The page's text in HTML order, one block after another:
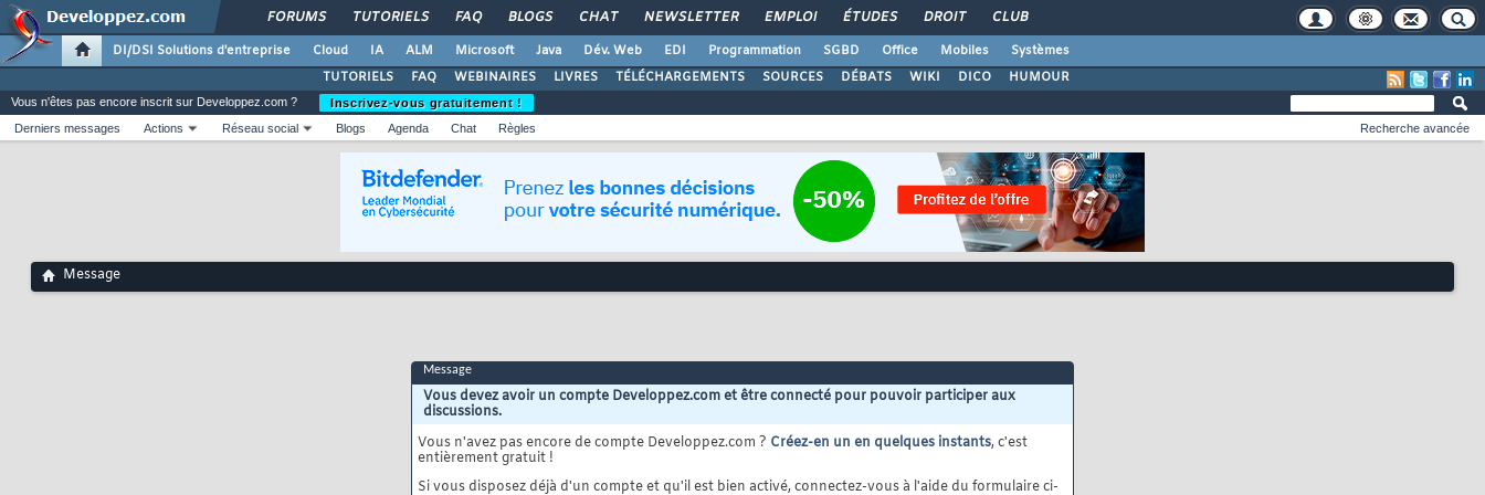
FORUMS TUTORIELS FAQ BLOGS CHAT NEWSLETTER EMPLOI ÉTUDES DROIT CLUB
DI/DSI Solutions d'entreprise Cloud IA ALM Microsoft Java Dév. Web EDI Programmation SGBD Office Mobiles
Systèmes
TUTORIELS
FAQ WEBINAIRES LIVRES TÉLÉCHARGEMENTS SOURCES DÉBATS WIKI DICO HUMOUR
Vous n'êtes pas encore inscrit sur Developpez.com ?
Inscrivez-vous gratuitement !
Derniers messages
Actions Réseau social Blogs Agenda Chat Règles Recherche avancée
Message
Message
Vous devez avoir un compte Developpez.com et être connecté pour pouvoir participer aux
discussions.
Vous n'avez pas encore de compte Developpez.com ? Créez-en un en quelques instants, c'est
entièrement gratuit !
Si vous disposez déjà d'un compte et qu'il est bien activé, connectez-vous à l'aide du formulaire ci-